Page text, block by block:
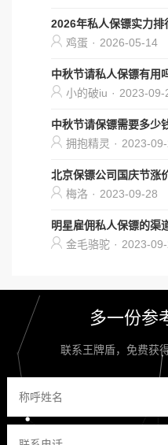
2026年私人保镖实力排
鸡蛋 · 2026-05-14
中秋节请私人保镖有用
小的破iu · 2023-09-
中秋节请保镖需要多少
拥抱精灵 · 2023-
北京保镖公司国庆节涨
梅洛 · 2023-09-28
明星雇佣私人保镖的渠
金毛骆驼 · 2023-
多一份参
联系王牌盾，免费获